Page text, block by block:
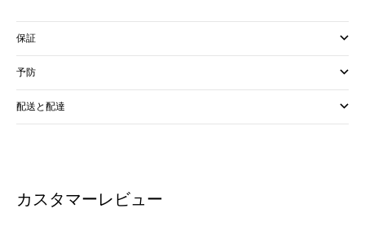
保証
予防
配送と配達
カスタマーレビュー